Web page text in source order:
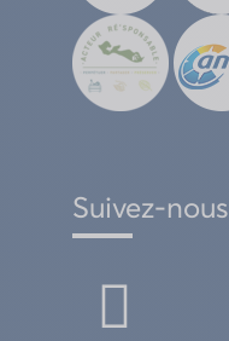
Suivez-nous